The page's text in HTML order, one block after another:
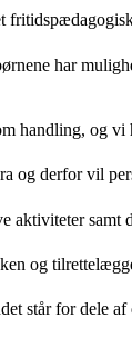
har
handling, og
og derfor vil
aktiviteter
og
står for dele